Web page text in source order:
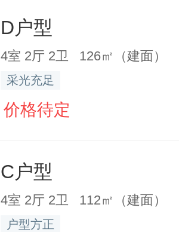
D户型
4室 2厅 2卫 126㎡（建面）
采光充足
价格待定
C户型
4室 2厅 2卫 112㎡（建面）
户型方正